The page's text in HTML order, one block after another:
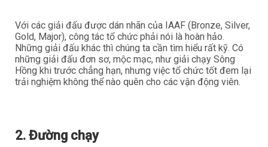
Với các giải đấu được dán nhãn của IAAF (Bronze, Silver,
Gold, Major), công tác tổ chức phải nói là hoàn hảo.
Những giải đấu khác thì chúng ta cần tìm hiểu rất kỹ. Có
những giải đấu đơn sơ, mộc mạc, như giải chạy Sông
Hồng khi trước chẳng hạn, nhưng việc tổ chức tốt đem lại
trải nghiệm không thể nào quên cho các vận động viên.
2. Đường chạy